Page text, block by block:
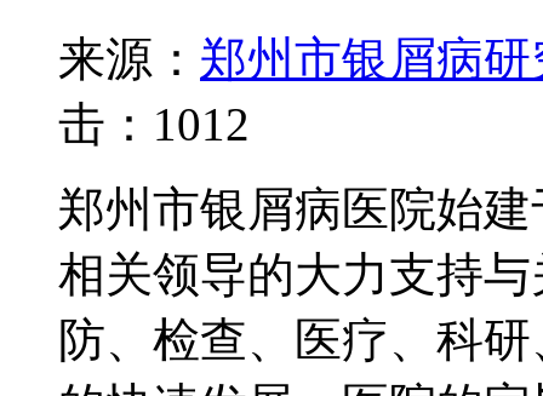
来源： 郑州市银屑病研
击： 1012
郑州市银屑病医院始
相关领导的大力支持
防、检查、医疗、科